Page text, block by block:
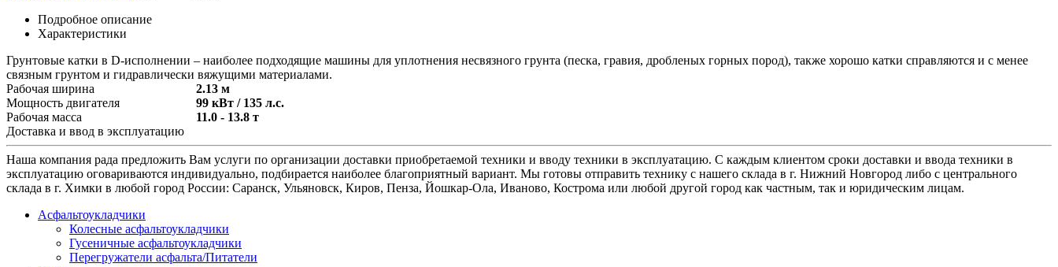
Подробное описание
Характеристики
Грунтовые катки в D-исполнении – наиболее подходящие машины для уплотнения несвязного грунта (песка, гравия, дробленых горных пород), также хорошо катки справляются и с менее
связным грунтом и гидравлически вяжущими материалами.
Рабочая ширина
2.13 м
Мощность двигателя
99 кВт / 135 л.с.
Рабочая масса
11.0 - 13.8 т
Доставка и ввод в эксплуатацию
Наша компания рада предложить Вам услуги по организации доставки приобретаемой техники и вводу техники в эксплуатацию. С каждым клиентом сроки доставки и ввода техники в
эксплуатацию оговариваются индивидуально, подбирается наиболее благоприятный вариант. Мы готовы отправить технику с нашего склада в г. Нижний Новгород либо с центрального
склада в г. Химки в любой город России: Саранск, Ульяновск, Киров, Пенза, Йошкар-Ола, Иваново, Кострома или любой другой город как частным, так и юридическим лицам.
Асфальтоукладчики
Колесные асфальтоукладчики
Гусеничные асфальтоукладчики
Перегружатели асфальта/Питатели